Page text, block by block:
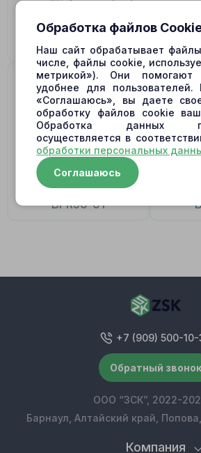
BPR186-01
BPR50-01
Компания
+7 (909) 500-
Обратный звонок
ООО “ЗСК”, 2022-
Барнаул, Алтайский край,
Обработка файлов
Наш сайт обрабатывает
числе, файлы cookie,
метрикой»). Они помогают
удобнее для пользователей.
«Соглашаюсь», вы даете
обработку файлов cookie
Обработка данных
осуществляется в
обработки персональных
Соглашаюсь